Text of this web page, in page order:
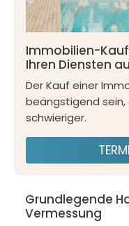
Immobilien-
Ihren Diensten
Der Kauf einer
beängstigend sein,
schwieriger.
Grundlegende
Vermessung